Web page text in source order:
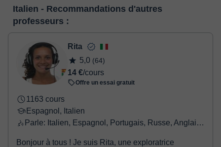
service de messagerie instantanée, le tableau blanc virtuel ou le
traitement de texte en ligne collaboratif. Voir la classe virtuelle
paiement grâce à notre service de paiement virtuel. Vous avez
deux options:
- carte de débit / crédit
Une fois le paiement réglé, nous vous enverrons un e-mail pour
confirmer la réservation.
Italien - Recommandations d'autres
professeurs :
Rita
5,0 (64)
14 €/cours
Offre un essai gratuit
1163 cours
Espagnol, Italien
Parle: Italien, Espagnol, Portugais, Russe, Anglais, Français
Bonjour à tous ! Je suis Rita, une exploratrice